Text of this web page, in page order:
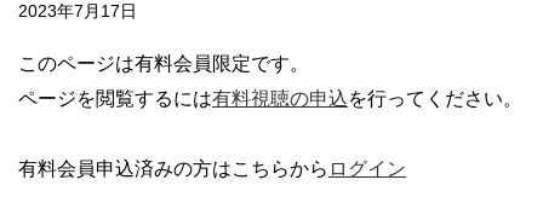
2023年7月17日
このページは有料会員限定です。
ページを閲覧するには有料視聴の申込を行ってください。
有料会員申込済みの方はこちらから ログイン